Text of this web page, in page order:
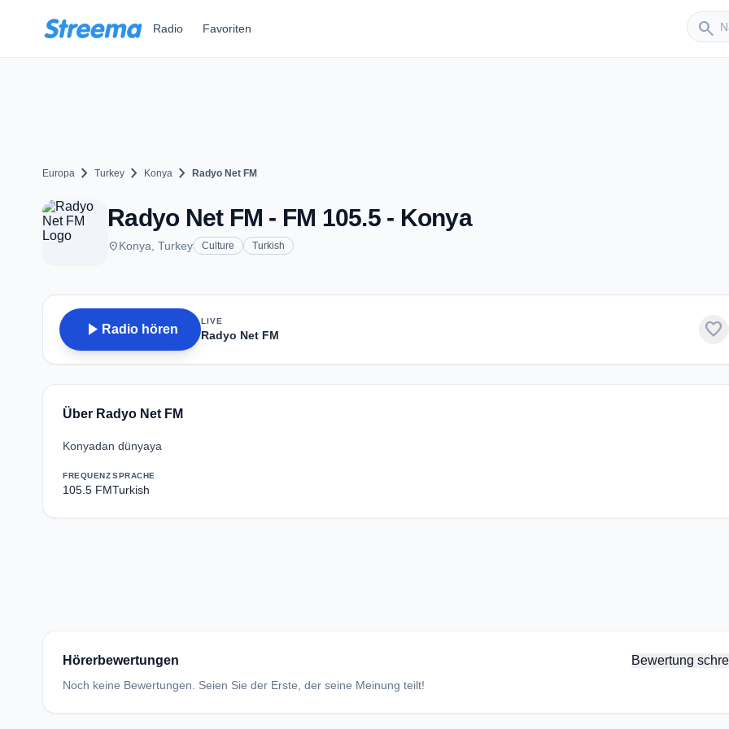
Radio Favoriten search
Europa chevron_right Turkey chevron_right Konya chevron_right Radyo Net FM
Radyo Net FM - FM 105.5 - Konya
placeKonya, Turkey Culture Turkish
play_arrow Radio hören
LIVE
Radyo Net FM favorite
Über Radyo Net FM
Konyadan dünyaya
FREQUENZ
105.5 FM
SPRACHE
Turkish
Hörerbewertungen Bewertung
Noch keine Bewertungen. Seien Sie der Erste, der seine Meinung teilt!